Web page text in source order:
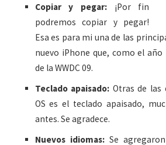
Copiar y pegar: ¡Por fin
podremos copiar y pegar!
Esa es para mi una de las
nuevo iPhone que, como el
de la WWDC 09.
Teclado apaisado: Otras de las
OS es el teclado apaisado,
antes. Se agradece.
Nuevos idiomas:Se